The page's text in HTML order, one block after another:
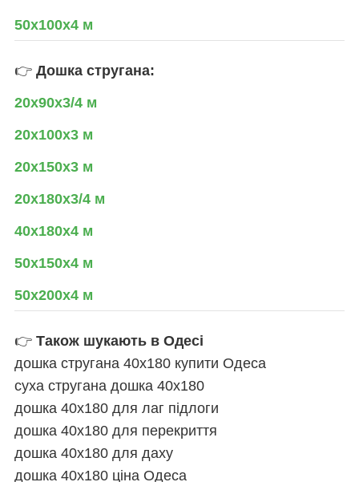
50х100х4 м
👉 Дошка стругана:
20х90х3/4 м
20х100х3 м
20х150х3 м
20х180х3/4 м
40х180х4 м
50х150х4 м
50х200х4 м
👉 Також шукають в Одесі
дошка стругана 40х180 купити Одеса
суха стругана дошка 40х180
дошка 40х180 для лаг підлоги
дошка 40х180 для перекриття
дошка 40х180 для даху
дошка 40х180 ціна Одеса